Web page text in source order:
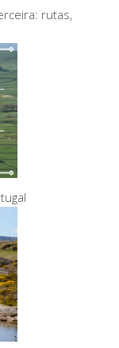
rutas,